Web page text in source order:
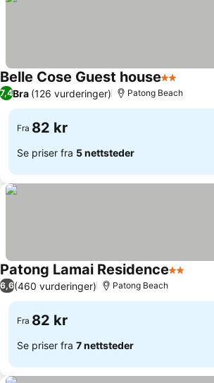
Belle Cose Guest house2 Stjerner
7,4Bra (126 vurderinger) Patong Beach
Fra 82 kr
Se priser fra 5 nettsteder
Patong Lamai Residence2 Stjerner
6,6(460 vurderinger) Patong Beach
Fra 82 kr
Se priser fra 7 nettsteder